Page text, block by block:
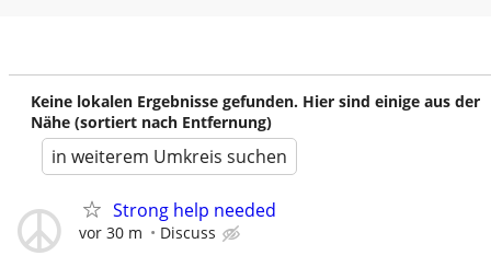
Keine lokalen Ergebnisse gefunden. Hier sind einige aus der
Nähe (sortiert nach Entfernung)
in weiterem Umkreis suchen
Strong help needed
vor 30 m Discuss